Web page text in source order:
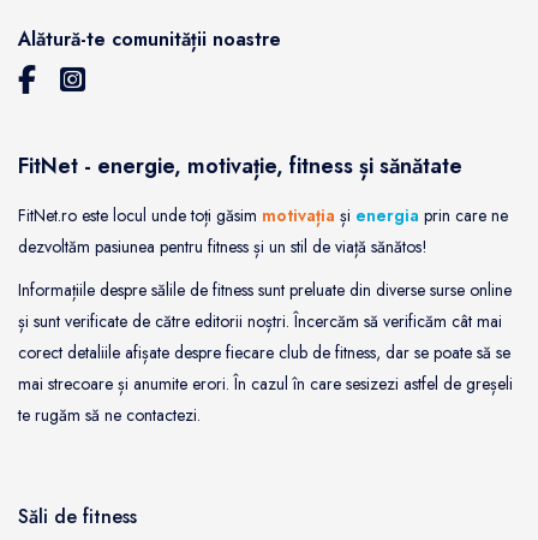
Alătură-te comunității noastre
FitNet - energie, motivație, fitness și sănătate
FitNet.ro este locul unde toți găsim motivația și energia prin care ne
dezvoltăm pasiunea pentru fitness și un stil de viață sănătos!
Informațiile despre sălile de fitness sunt preluate din diverse surse online
și sunt verificate de către editorii noștri. Încercăm să verificăm cât mai
corect detaliile afișate despre fiecare club de fitness, dar se poate să se
mai strecoare și anumite erori. În cazul în care sesizezi astfel de greșeli
te rugăm să ne contactezi.
Săli de fitness